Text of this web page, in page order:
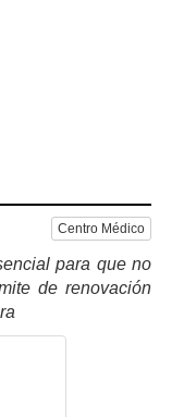
Centro Médico
para que no
de renovación